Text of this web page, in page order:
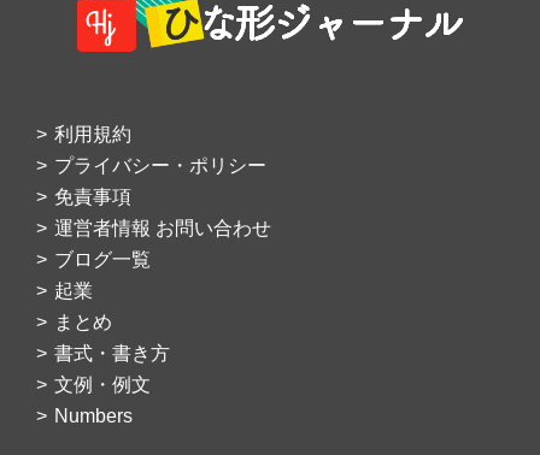
利用規約
プライバシー・ポリシー
免責事項
運営者情報 お問い合わせ
ブログ一覧
起業
まとめ
書式・書き方
文例・例文
Numbers